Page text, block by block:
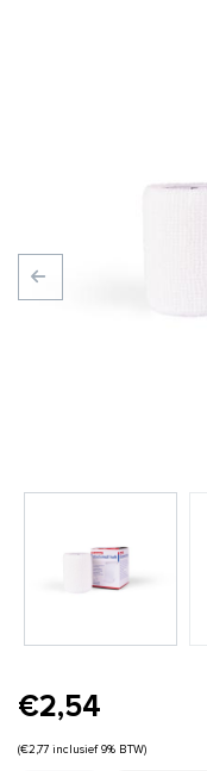
€2,54
(€2,77 inclusief 9% BTW)